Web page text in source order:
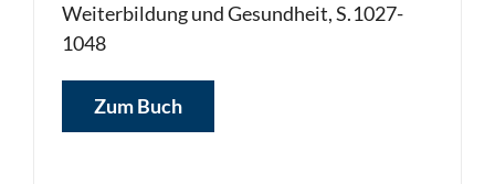
Weiterbildung und Gesundheit, S.1027-
1048
Zum Buch